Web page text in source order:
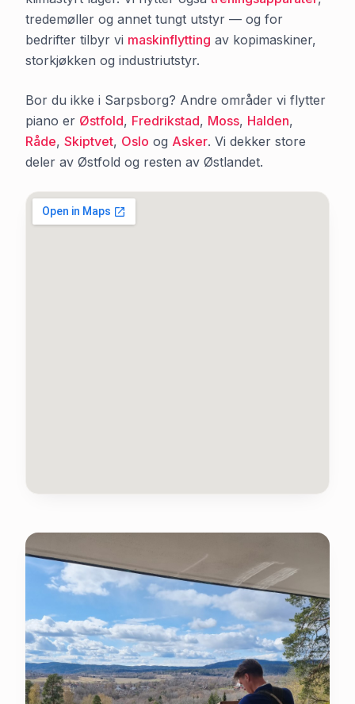
tredemøller og annet tungt utstyr — og for
bedrifter tilbyr vi maskinflytting av kopimaskiner,
storkjøkken og industriutstyr.
Bor du ikke i Sarpsborg? Andre områder vi flytter
piano er Østfold, Fredrikstad, Moss, Halden,
Råde, Skiptvet, Oslo og Asker. Vi dekker store
deler av Østfold og resten av Østlandet.